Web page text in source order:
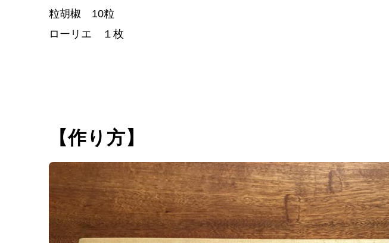
粒胡椒 10粒
ローリエ １枚
【作り方】